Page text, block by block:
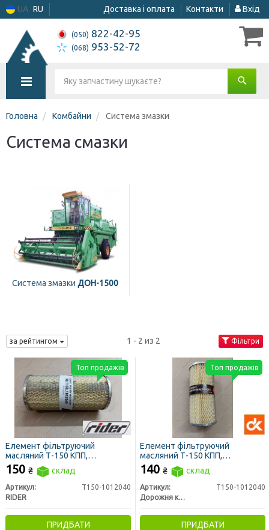
UA RU Доставка і оплата Контакти Вхід
(050) 822-42-95
(068) 953-52-72
Головна Комбайни Система змазки
Система смазки
Система змазки ДОН-1500
за рейтингом 1 - 2 из 2 Фільтри
Елемент фільтруючий
масляний Т-150 КПП,
гідросистеми МТЗ, метал. ДОН
1500,Т-40 (RIDER)
150 ₴ склад
Артикул:
Т150-1012040
RIDER
ПРИДБАТИ
Топ продажів
Елемент фільтруючий
масляний Т-150 КПП,
гідросистеми МТЗ метал. ДОН
1500 (ДК)
140 ₴ склад
Артикул:
Т150-1012040
Дорожня карта
ПРИДБАТИ
Топ продажів